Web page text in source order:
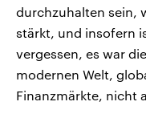
durchzuhalten sein,
stärkt, und insofern
vergessen, es war
modernen Welt,
Finanzmärkte, nicht